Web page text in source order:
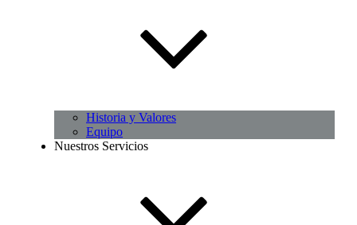
Historia y Valores
Equipo
Nuestros Servicios